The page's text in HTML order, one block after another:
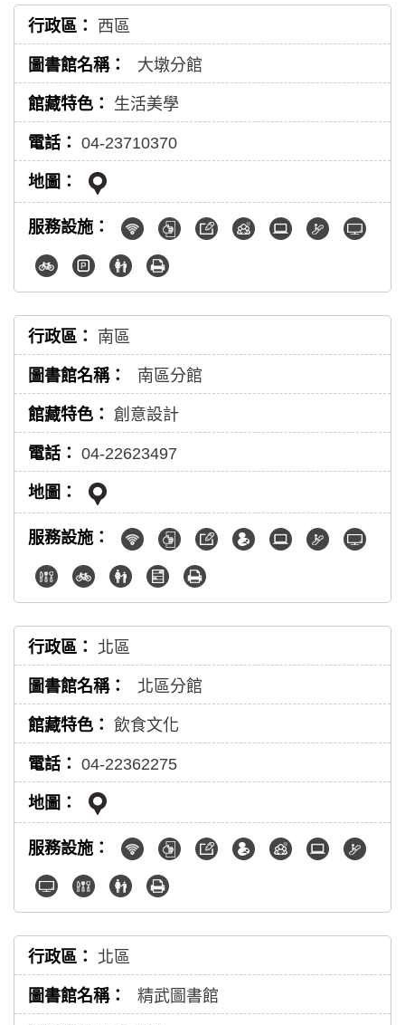
西區
大墩分館
生活美學
04-23710370
南區
南區分館
創意設計
04-22623497
北區
北區分館
飲食文化
04-22362275
北區
精武圖書館